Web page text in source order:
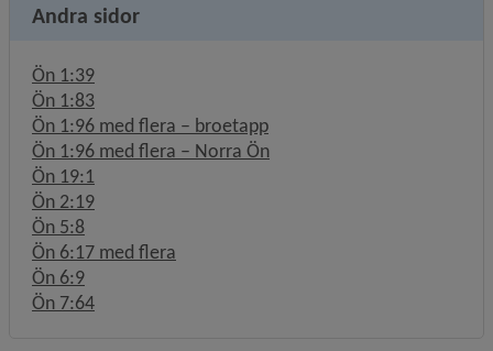
Andra sidor
Ön 1:39
Ön 1:83
Ön 1:96 med flera – broetapp
Ön 1:96 med flera – Norra Ön
Ön 19:1
Ön 2:19
Ön 5:8
Ön 6:17 med flera
Ön 6:9
Ön 7:64